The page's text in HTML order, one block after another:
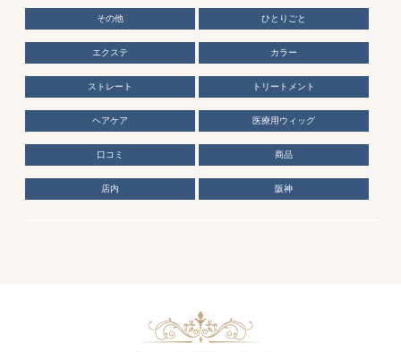
その他 ひとりごと
エクステ カラー
ストレート トリートメント
ヘアケア 医療用ウィッグ
口コミ 商品
店内 阪神